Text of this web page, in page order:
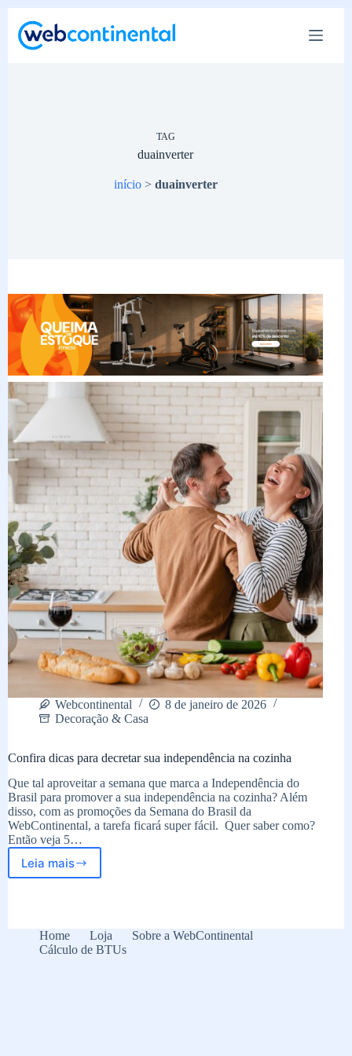
para
TAG
duainverter
início> duainverter
Webcontinental
8 de janeiro de 2026
Decoração & Casa
Confira dicas para decretar sua independência na cozinha
Que tal aproveitar a semana que marca a Independência do
Brasil para promover a sua independência na cozinha? Além
disso, com as promoções da Semana do Brasil da
WebContinental, a tarefa ficará super fácil. Quer saber como?
Então veja 5…
Leia mais
Confira
independência
na
Home Loja
Sobre a WebContinental
Cálculo de BTUs